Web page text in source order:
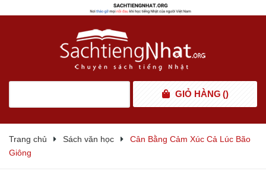
GIỎ HÀNG ()
Trang chủ Sách văn học
Cân Bằng Cảm Xúc Cả Lúc Bão
Giông